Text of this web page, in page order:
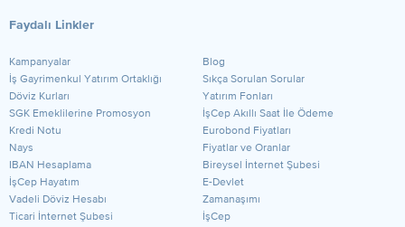
Faydalı Linkler
Kampanyalar
Blog
​İş Gayrimenkul Yatırım Ortaklığı
Sıkça Sorulan Sorular
Döviz Kurları
Yatırım Fonları
SGK Emeklilerine Promosyon
İşCep Akıllı Saat İle Ödeme
Kredi Notu
Eurobond Fiyatları
Nays
Fiyatlar ve Oranlar
IBAN Hesaplama
Bireysel İnternet Şubesi
İşCep Hayatım
E-Devlet
Vadeli Döviz Hesabı
Zamanaşımı
Ticari İnternet Şubesi
İşCep